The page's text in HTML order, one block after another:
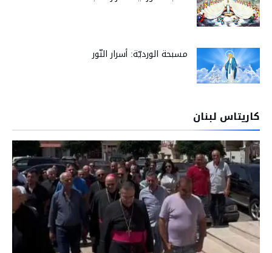
مسبحة الورديّة: أسرار النّور
كاريتاس لبنان